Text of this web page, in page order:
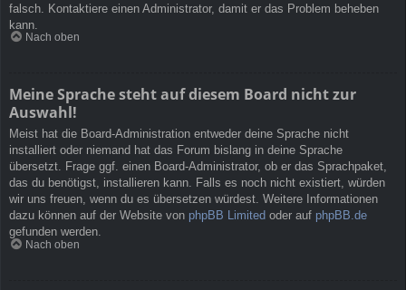
falsch. Kontaktiere einen Administrator, damit er das Problem beheben
kann.
Nach oben
Meine Sprache steht auf diesem Board nicht zur
Auswahl!
Meist hat die Board-Administration entweder deine Sprache nicht
installiert oder niemand hat das Forum bislang in deine Sprache
übersetzt. Frage ggf. einen Board-Administrator, ob er das Sprachpaket,
das du benötigst, installieren kann. Falls es noch nicht existiert, würden
wir uns freuen, wenn du es übersetzen würdest. Weitere Informationen
dazu können auf der Website von phpBB Limited oder auf phpBB.de
gefunden werden.
Nach oben